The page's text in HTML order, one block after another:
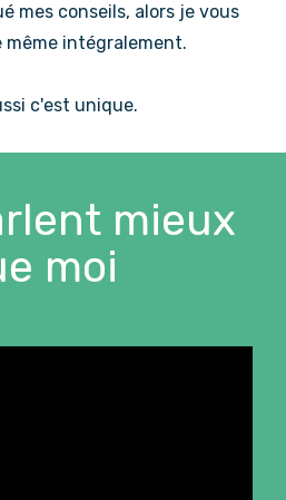
mes conseils, alors je vous
même intégralement.
c'est unique.
mieux
moi